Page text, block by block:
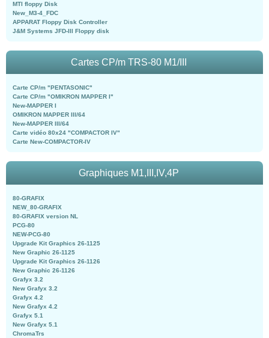
MTI floppy Disk
New_M3-4_FDC
APPARAT Floppy Disk Controller
J&M Systems JFD-III Floppy disk
Cartes CP/m TRS-80 M1/III
Carte CP/m "PENTASONIC"
Carte CP/m "OMIKRON MAPPER I"
New-MAPPER I
OMIKRON MAPPER III/64
New-MAPPER III/64
Carte vidéo 80x24 "COMPACTOR IV"
Carte New-COMPACTOR-IV
Graphiques M1,III,IV,4P
80-GRAFIX
NEW_80-GRAFIX
80-GRAFIX version NL
PCG-80
NEW-PCG-80
Upgrade Kit Graphics 26-1125
New Graphic 26-1125
Upgrade Kit Graphics 26-1126
New Graphic 26-1126
Grafyx 3.2
New Grafyx 3.2
Grafyx 4.2
New Grafyx 4.2
Grafyx 5.1
New Grafyx 5.1
ChromaTrs